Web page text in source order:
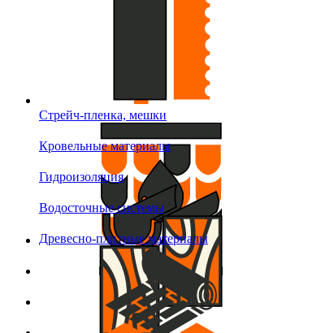
Стрейч-пленка, мешки
Кровельные материалы
Гидроизоляция
Водосточные системы
Древесно-плитные материалы